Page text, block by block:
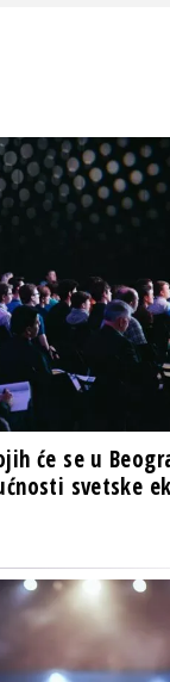
će se u
svetske